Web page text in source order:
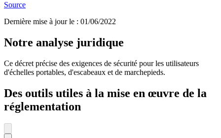
Source
Dernière mise à jour le : 01/06/2022
Notre analyse juridique
Ce décret précise des exigences de sécurité pour les utilisateurs
d'échelles portables, d'escabeaux et de marchepieds.
Des outils utiles à la mise en œuvre de la
réglementation